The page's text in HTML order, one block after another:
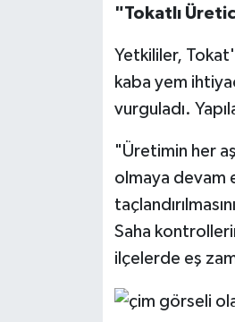
"Tokatlı
Yetkililer,
kaba yem
vurguladı.
"Üretimin her
olmaya devam
Saha
ilçelerde eş